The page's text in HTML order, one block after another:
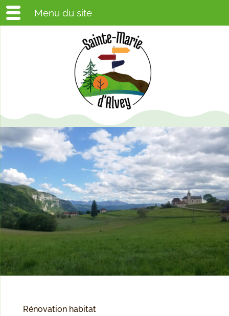
Rénovation habitat
Menu du site